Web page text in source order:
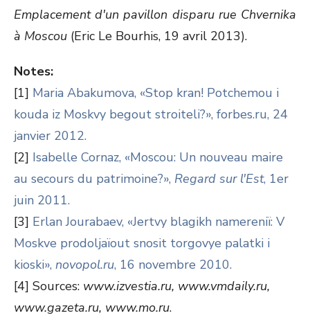
Emplacement d'un pavillon disparu rue Chvernika
à Moscou (Eric Le Bourhis, 19 avril 2013).
Notes:
[1] Maria Abakumova, «Stop kran! Potchemou i
kouda iz Moskvy begout stroiteli?», forbes.ru, 24
janvier 2012.
[2] Isabelle Cornaz, «Moscou: Un nouveau maire
au secours du patrimoine?», Regard sur l'Est, 1er
juin 2011.
[3] Erlan Jourabaev, «Jertvy blagikh namereniï: V
Moskve prodoljaïout snosit torgovye palatki i
kioski», novopol.ru, 16 novembre 2010.
[4] Sources: www.izvestia.ru, www.vmdaily.ru,
www.gazeta.ru, www.mo.ru.